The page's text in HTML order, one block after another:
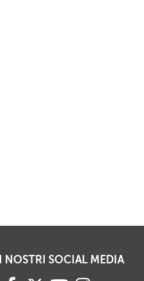
I NOSTRI SOCIAL MEDIA